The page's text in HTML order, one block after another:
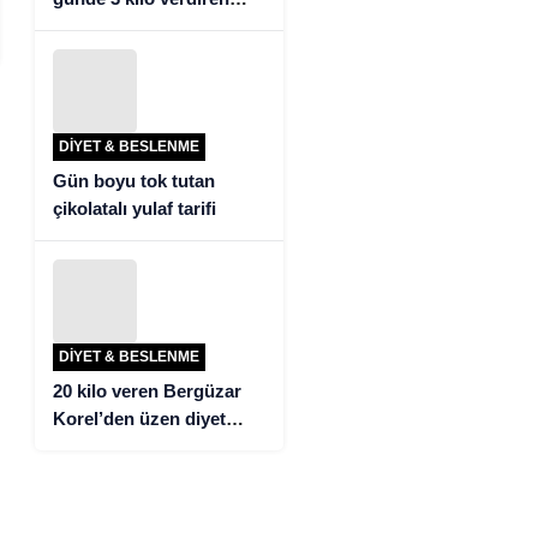
detoks tarifi!
DIYET & BESLENME
Gün boyu tok tutan
çikolatalı yulaf tarifi
DIYET & BESLENME
20 kilo veren Bergüzar
Korel’den üzen diyet